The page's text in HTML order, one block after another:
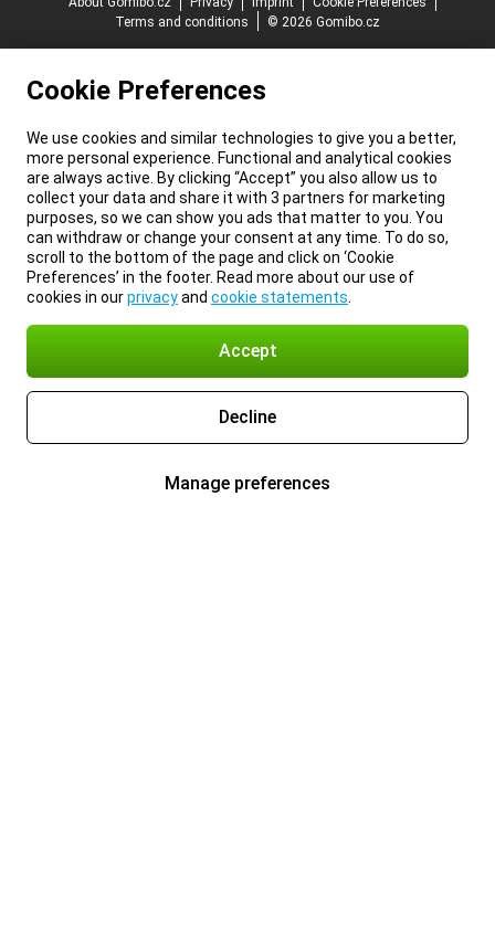
Terms and conditions
© 2026 Gomibo.cz
Cookie Preferences
We use cookies and similar technologies to give you a better,
more personal experience. Functional and analytical cookies
are always active. By clicking “Accept” you also allow us to
collect your data and share it with 3 partners for marketing
purposes, so we can show you ads that matter to you. You
can withdraw or change your consent at any time. To do so,
scroll to the bottom of the page and click on ‘Cookie
Preferences’ in the footer. Read more about our use of
cookies in ourprivacyand cookie statements
Accept
Decline
Manage preferences